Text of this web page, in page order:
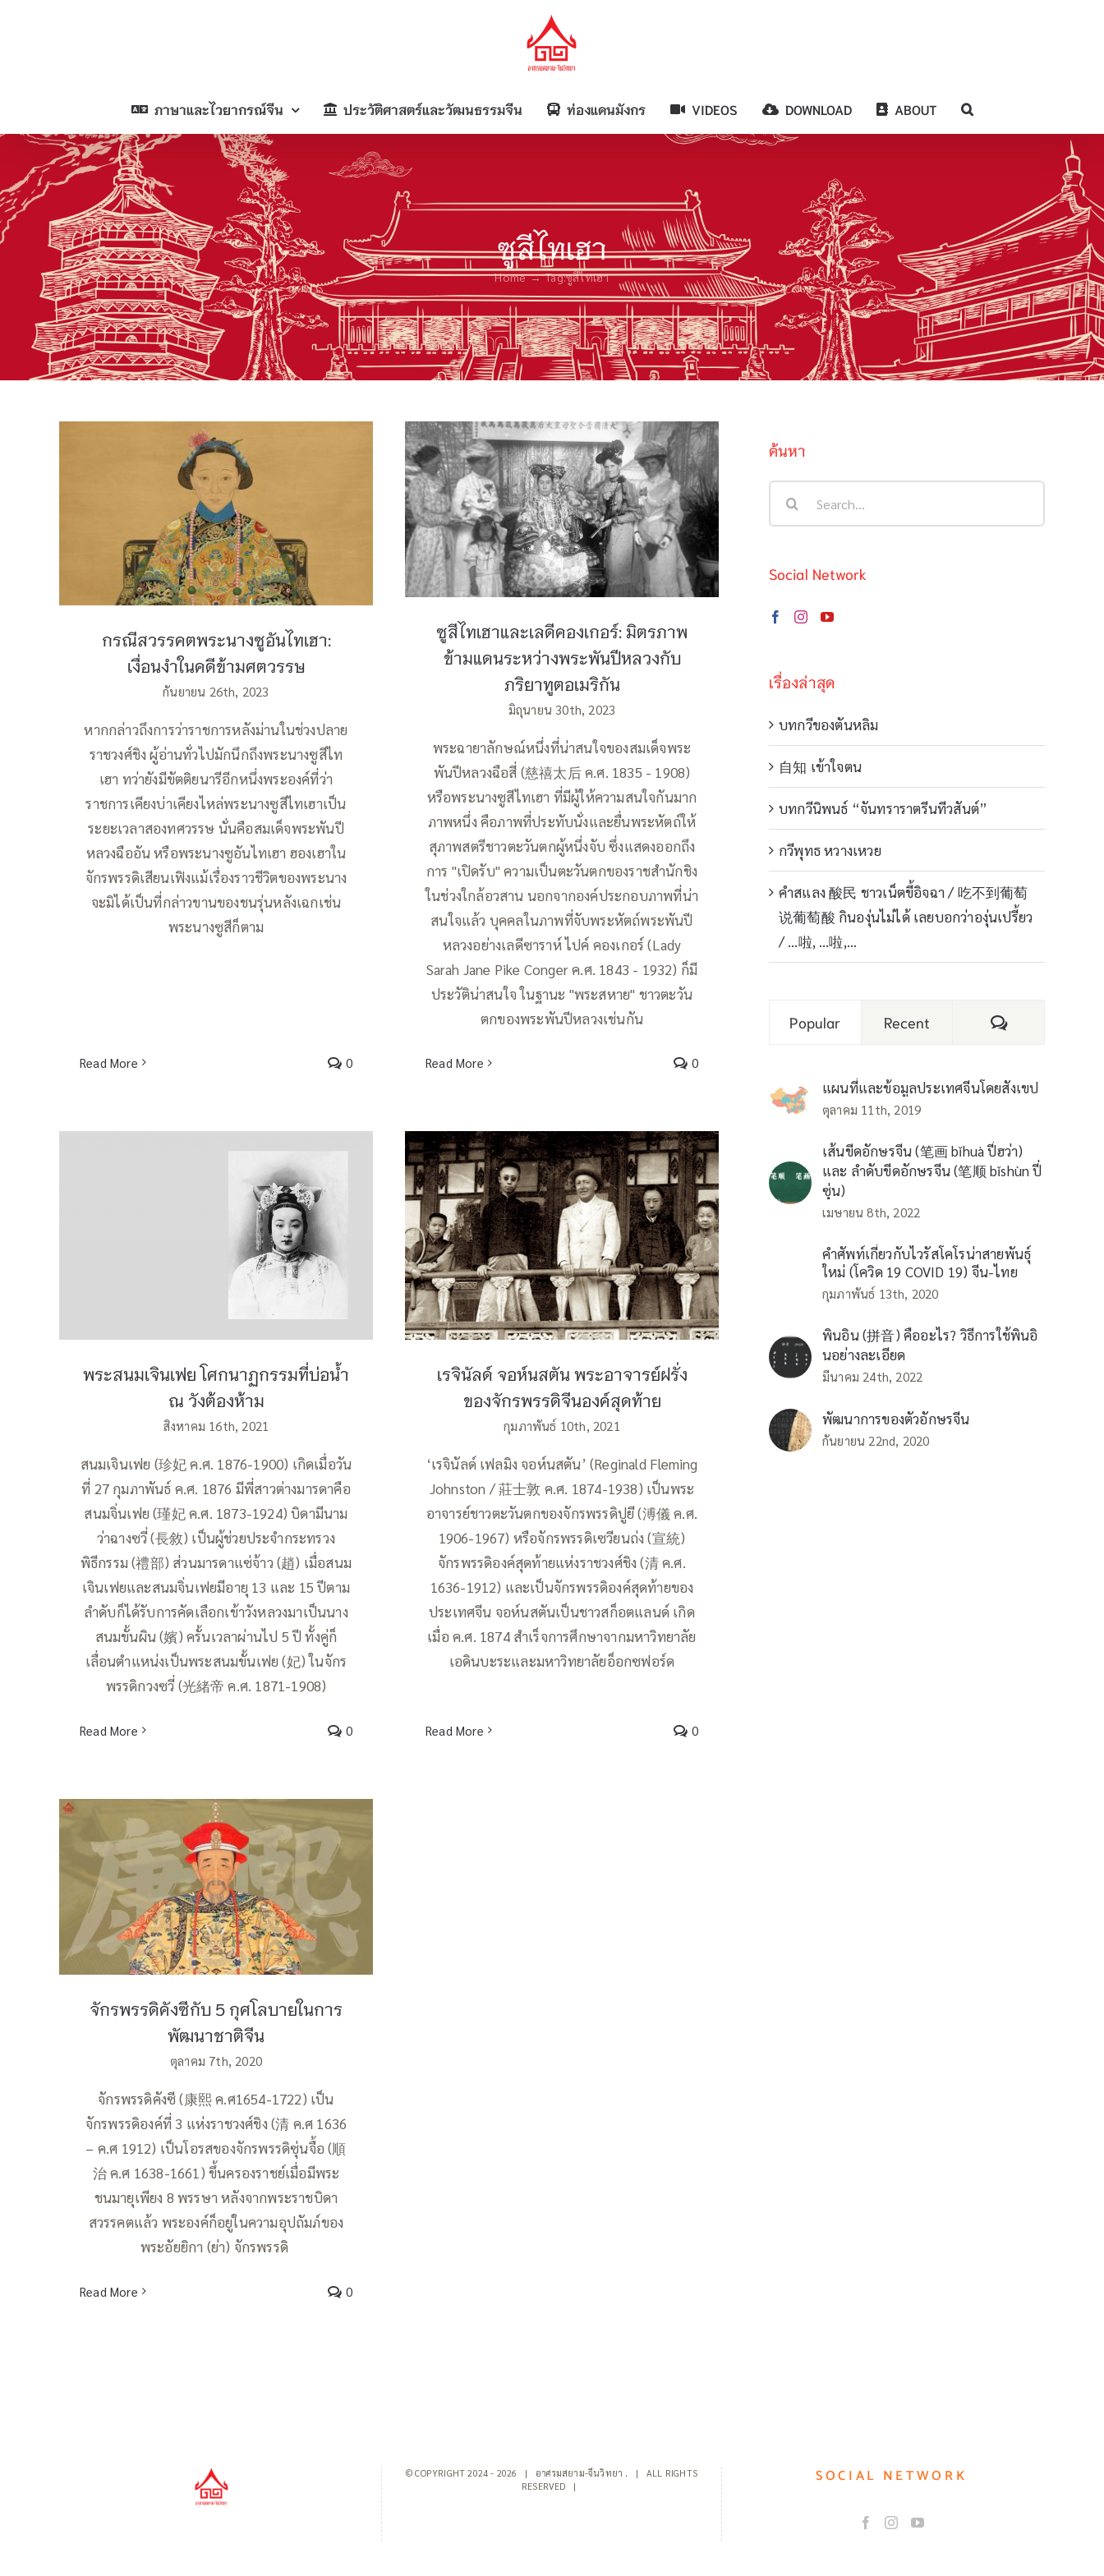
ภาษาและไวยากรณ์จีน ประวัติศาสตร์และวัฒนธรรมจีน ท่องแดนมังกร VIDEOS DOWNLOAD ABOUT
ซูสีไทเฮา
Home Tag:ซูสีไทเฮา
กรณีสวรรคตพระนางซูอันไทเฮา: เงื่อนงำ
ในคดีข้ามศตวรรษ
กรณีสวรรคตพระนางซูอันไทเฮา:
เงื่อนงำในคดีข้ามศตวรรษ
กันยายน 26th, 2023
หากกล่าวถึงการว่าราชการหลังม่านในช่วงปลาย
ราชวงศ์ชิง ผู้อ่านทั่วไปมักนึกถึงพระนางซูสีไท
เฮา ทว่ายังมีขัตติยนารีอีกหนึ่งพระองค์ที่ว่า
ราชการเคียงบ่าเคียงไหล่พระนางซูสีไทเฮาเป็น
ระยะเวลาสองทศวรรษ นั่นคือสมเด็จพระพันปี
หลวงฉืออัน หรือพระนางซูอันไทเฮา ฮองเฮาใน
จักรพรรดิเสียนเฟิงแม้เรื่องราวชีวิตของพระนาง
จะมิได้เป็นที่กล่าวขานของชนรุ่นหลังเฉกเช่น
พระนางซูสีก็ตาม
Read More 0
ซูสีไทเฮาและเลดีคองเกอร์: มิตรภาพข้าม
แดนระหว่างพระพันปีหลวงกับภริยาทูต
อเมริกัน
ซูสีไทเฮาและเลดีคองเกอร์: มิตรภาพ
ข้ามแดนระหว่างพระพันปีหลวงกับ
ภริยาทูตอเมริกัน
มิถุนายน 30th, 2023
พระฉายาลักษณ์หนึ่งที่น่าสนใจของสมเด็จพระ
พันปีหลวงฉือสี่ (慈禧太后 ค.ศ. 1835 - 1908)
หรือพระนางซูสีไทเฮา ที่มีผู้ให้ความสนใจกันมาก
ภาพหนึ่ง คือภาพที่ประทับนั่งและยื่นพระหัตถ์ให้
สุภาพสตรีชาวตะวันตกผู้หนึ่งจับ ซึ่งแสดงออกถึง
การ "เปิดรับ" ความเป็นตะวันตกของราชสำนักชิง
ในช่วงใกล้อวสาน นอกจากองค์ประกอบภาพที่น่า
สนใจแล้ว บุคคลในภาพที่จับพระหัตถ์พระพันปี
หลวงอย่างเลดีซาราห์ ไปค์ คองเกอร์ (Lady
Sarah Jane Pike Conger ค.ศ. 1843 - 1932) ก็มี
ประวัติน่าสนใจ ในฐานะ "พระสหาย" ชาวตะวัน
ตกของพระพันปีหลวงเช่นกัน
Read More 0
พระสนมเจินเฟย โศกนาฏกรรมที่บ่อน้ำ ณ
วังต้องห้าม
พระสนมเจินเฟย โศกนาฏกรรมที่บ่อน้ำ
ณ วังต้องห้าม
สิงหาคม 16th, 2021
สนมเจินเฟย (珍妃 ค.ศ. 1876-1900) เกิดเมื่อวัน
ที่ 27 กุมภาพันธ์ ค.ศ. 1876 มีพี่สาวต่างมารดาคือ
สนมจิ่นเฟย (瑾妃 ค.ศ. 1873-1924) บิดามีนาม
ว่าฉางซวี่ (長敘) เป็นผู้ช่วยประจำกระทรวง
พิธีกรรม (禮部) ส่วนมารดาแซ่จ้าว (趙) เมื่อสนม
เจินเฟยและสนมจิ่นเฟยมีอายุ 13 และ 15 ปีตาม
ลำดับก็ได้รับการคัดเลือกเข้าวังหลวงมาเป็นนาง
สนมขั้นผิน (嬪) ครั้นเวลาผ่านไป 5 ปี ทั้งคู่ก็
เลื่อนตำแหน่งเป็นพระสนมขั้นเฟย (妃) ในจักร
พรรดิกวงซวี่ (光緒帝 ค.ศ. 1871-1908)
Read More 0
เรจินัลด์ จอห์นสตัน พระอาจารย์ฝรั่งของ
จักรพรรดิจีนองค์สุดท้าย
เรจินัลด์ จอห์นสตัน พระอาจารย์ฝรั่ง
ของจักรพรรดิจีนองค์สุดท้าย
กุมภาพันธ์ 10th, 2021
‘เรจินัลด์ เฟลมิง จอห์นสตัน’ (Reginald Fleming
Johnston / 莊士敦 ค.ศ. 1874-1938) เป็นพระ
อาจารย์ชาวตะวันตกของจักรพรรดิปูยี (溥儀 ค.ศ.
1906-1967) หรือจักรพรรดิเซวียนถ่ง (宣統)
จักรพรรดิองค์สุดท้ายแห่งราชวงศ์ชิง (清 ค.ศ.
1636-1912) และเป็นจักรพรรดิองค์สุดท้ายของ
ประเทศจีน จอห์นสตันเป็นชาวสก็อตแลนด์ เกิด
เมื่อ ค.ศ. 1874 สำเร็จการศึกษาจากมหาวิทยาลัย
เอดินบะระและมหาวิทยาลัยอ็อกซฟอร์ด
Read More 0
จักรพรรดิคังซีกับ 5 กุศโลบายในการ
พัฒนาชาติจีน
จักรพรรดิคังซีกับ 5 กุศโลบายในการ
พัฒนาชาติจีน
ตุลาคม 7th, 2020
จักรพรรดิคังซี (康熙 ค.ศ1654-1722) เป็น
จักรพรรดิองค์ที่ 3 แห่งราชวงศ์ชิง (清 ค.ศ 1636
– ค.ศ 1912) เป็นโอรสของจักรพรรดิซุ่นจื้อ (順
治 ค.ศ 1638-1661) ขึ้นครองราชย์เมื่อมีพระ
ชนมายุเพียง 8 พรรษา หลังจากพระราชบิดา
สวรรคตแล้ว พระองค์ก็อยู่ในความอุปถัมภ์ของ
พระอัยยิกา (ย่า) จักรพรรดิ
Read More 0
ค้นหา
Social Network
เรื่องล่าสุด
บทกวีของตันหลิม
自知 เข้าใจตน
บทกวีนิพนธ์ “จันทราราตรีนทีวสันต์”
กวีพุทธ หวางเหวย
คำสแลง 酸民 ชาวเน็ตขี้อิจฉา / 吃不到葡萄
说葡萄酸 กินองุ่นไม่ได้ เลยบอกว่าองุ่นเปรี้ยว
/ …啦, …啦,…
Popular Recent Comments
แผนที่และข้อมูลประเทศจีนโดยสังเขป
ตุลาคม 11th, 2019
เส้นขีดอักษรจีน (笔画 bǐhuà ปี่ฮว่า)
และ ลำดับขีดอักษรจีน (笔顺 bǐshùn ปี่
ซุ่น)
เมษายน 8th, 2022
คำศัพท์เกี่ยวกับไวรัสโคโรน่าสายพันธุ์
ใหม่ (โควิด 19 COVID 19) จีน-ไทย
กุมภาพันธ์ 13th, 2020
พินอิน (拼音) คืออะไร? วิธีการใช้พินอิ
นอย่างละเอียด
มีนาคม 24th, 2022
พัฒนาการของตัวอักษรจีน
กันยายน 22nd, 2020
© COPYRIGHT 2024 - 2026 | อาศรมสยาม-จีนวิทยา .
| ALL RIGHTS
RESERVED |
SOCIAL NETWORK